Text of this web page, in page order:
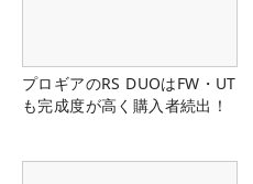
プロギアのRS DUOはFW・UT
も完成度が高く購入者続出！